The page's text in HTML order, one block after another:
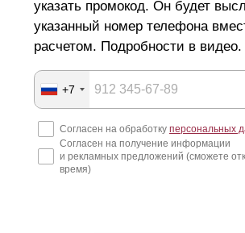
указать промокод. Он будет
указанный номер телефона
расчетом. Подробности в видео.
+7
Согласен на обработку персональных
Согласен на получение информации
и рекламных предложений (сможете
время)